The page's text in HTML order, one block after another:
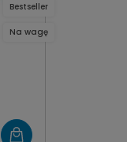
Na wagę
Bestseller